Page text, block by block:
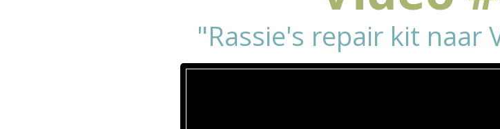
​"Rassie's repair kit naar